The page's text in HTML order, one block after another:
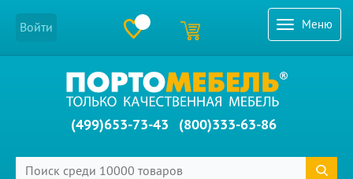
Меню
Войти
(499)653-73-43 (800)333-63-86